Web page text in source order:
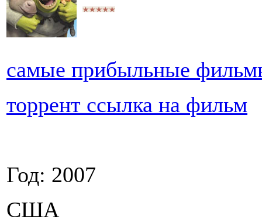
самые прибыльные
торрент ссылка на фильм
Год: 2007
США